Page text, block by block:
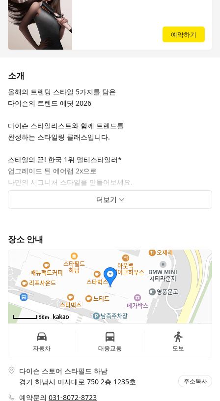
예약하기
소개
올해의 트렌딩 스타일 5가지를 담은
다이슨의 트렌드 에딧 2026
다이슨 스타일리스트와 함께 트렌드를
완성하는 스타일링 클래스입니다.
스타일의 끝! 한국 1위 멀티스타일러*
업그레이드 된 에어랩 2x으로
나만의 시그니처 스타일을 만들어보세요.
*GfK MI Sales Tracking 기준, 멀티스타일러 시장 (2025년 1-12월,
판매수량)
더보기
장소 안내
50m
자동차 대중교통 도보
다이슨 스토어 스타필드 하남
경기 하남시 미사대로 750 2층 1235호
주소복사
예약문의 031-8072-8723